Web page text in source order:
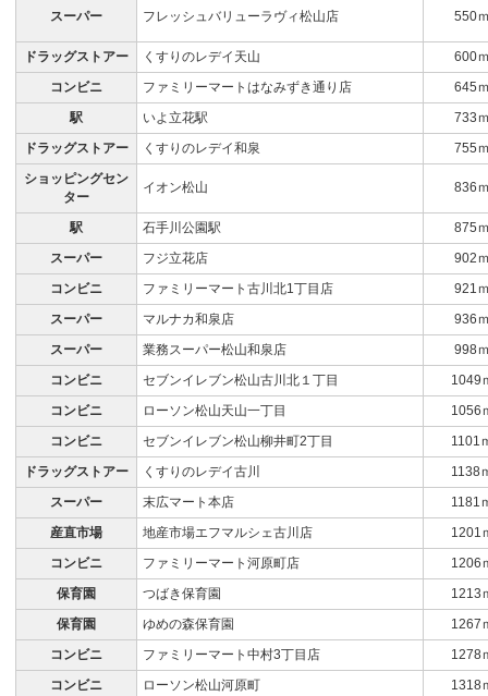
スーパー フレッシュバリューラヴィ松山店 550
ドラッグストアー くすりのレデイ天山
600
コンビニ
ファミリーマートはなみずき通り店
645
駅
いよ立花駅
733
ドラッグストアー
くすりのレデイ和泉
755
ショッピングセン
ター
イオン松山 836
駅 石手川公園駅
875
スーパー
フジ立花店
902
コンビニ
ファミリーマート古川北1丁目店
921
スーパー
マルナカ和泉店
936
スーパー
業務スーパー松山和泉店
998
コンビニ
セブンイレブン松山古川北１丁目
1049
コンビニ
ローソン松山天山一丁目
1056
コンビニ
セブンイレブン松山柳井町2丁目
1101
ドラッグストアー
くすりのレデイ古川
1138
スーパー
末広マート本店
1181
産直市場
地産市場エフマルシェ古川店
1201
コンビニ
ファミリーマート河原町店
1206
保育園
つばき保育園
1213
保育園
ゆめの森保育園
1267
コンビニ
ファミリーマート中村3丁目店
1278
コンビニ
ローソン松山河原町
1318